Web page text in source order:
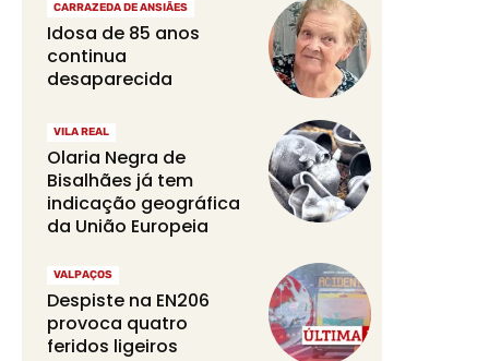
CARRAZEDA DE ANSIÃES
Idosa de 85 anos
continua
desaparecida
VILA REAL
Olaria Negra de
Bisalhães já tem
indicação geográfica
da União Europeia
VALPAÇOS
Despiste na EN206
provoca quatro
feridos ligeiros